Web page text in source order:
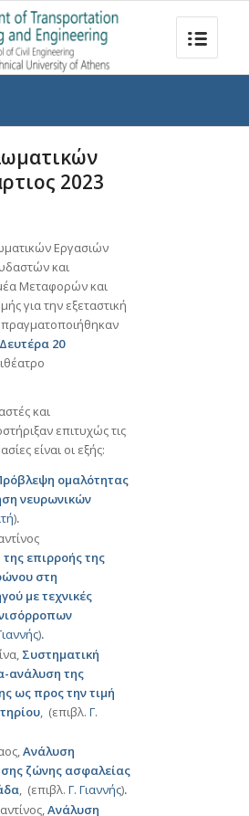
2023
Εργασιών
και
Μεταφορών και
για την εξεταστική
20
και
επιτυχώς τις
είναι οι εξής:
ομαλότητας
νευρωνικών
).
επιρροής της
στη
με τεχνικές
).
Συστηματική
ανάλυση της
ως προς την τιμή
, (επιβλ. Γ.
Ανάλυση
ζώνης ασφαλείας
, (επιβλ. Γ. Γιαννής).
Ανάλυση